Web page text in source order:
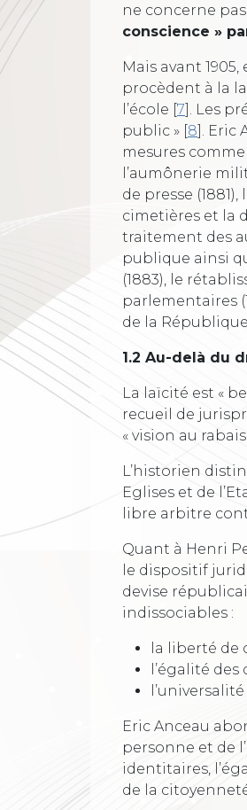
ne concerne pas
conscience »
Mais avant
procèdent à la
l’école [7] . Les
public » [8] . Eric
mesures
l’aumônerie
de presse
cimetières et la
traitement des
publique ainsi
(1883), le
parlementaires
de la
1.2 Au-delà du
La laïcité est «
recueil de
« vision au rabais
L’historien
Eglises et de
libre arbitre
Quant à Henri
le dispositif
devise
indissociables :
la liberté de
l’égalité des
Eric Anceau
personne et de
identitaires,
de la